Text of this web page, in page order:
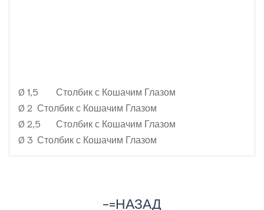
Ø 1,5
Столбик с Кошачим Глазом
Ø 2 Столбик с Кошачим Глазом
Ø 2,5
Столбик с Кошачим Глазом
Ø 3 Столбик с Кошачим Глазом
-=НАЗАД